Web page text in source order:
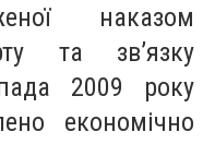
наказом
та зв’язку
2009 року
економічно